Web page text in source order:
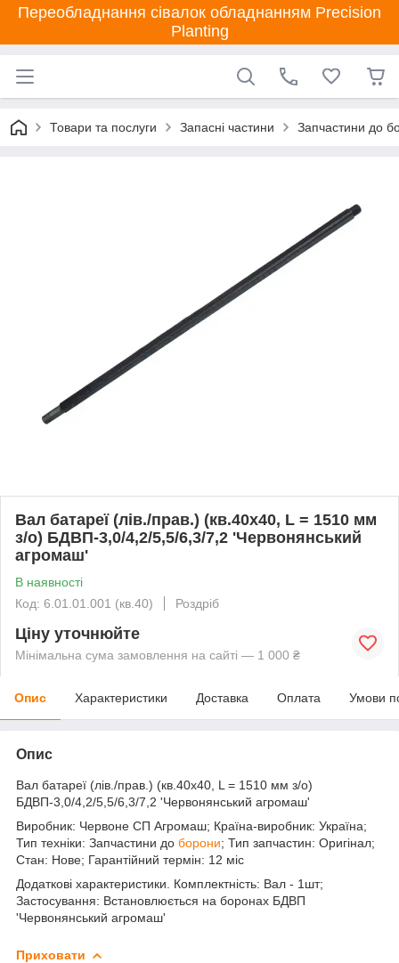
Переобладнання сівалок обладнанням Precision
Planting
Товари та послуги Запасні частини Запчастини до
Вал батареї (лів./прав.) (кв.40х40, L = 1510 мм
з/о) БДВП-3,0/4,2/5,5/6,3/7,2 'Червонянський
агромаш'
В наявності
Код: 6.01.01.001 (кв.40)
Роздріб
Ціну уточнюйте
Мінімальна сума замовлення на сайті — 1 000 ₴
Опис Характеристики Доставка Оплата Умови
Опис
Вал батареї (лів./прав.) (кв.40х40, L = 1510 мм з/о)
БДВП-3,0/4,2/5,5/6,3/7,2 'Червонянський агромаш'
Виробник: Червоне СП Агромаш; Країна-виробник: Україна;
Тип техніки: Запчастини до борони; Тип запчастин: Оригінал;
Стан: Нове; Гарантійний термін: 12 міс
Додаткові характеристики. Комплектність: Вал - 1шт;
Застосування: Встановлюється на боронах БДВП
'Червонянський агромаш'
Приховати